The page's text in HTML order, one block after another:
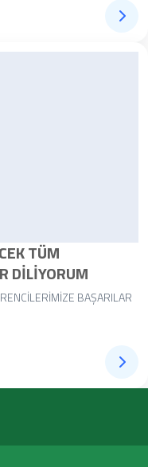
TÜM
DİLİYORUM
BAŞARILAR